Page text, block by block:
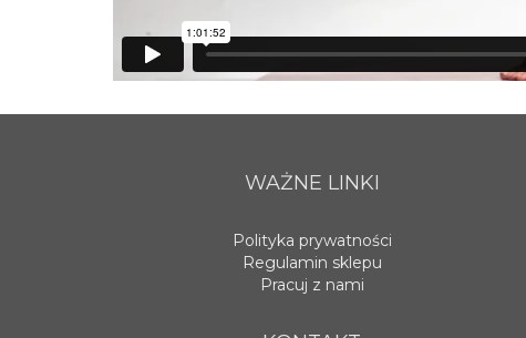
WAŻNE LINKI
Polityka prywatności
Regulamin sklepu
Pracuj z nami